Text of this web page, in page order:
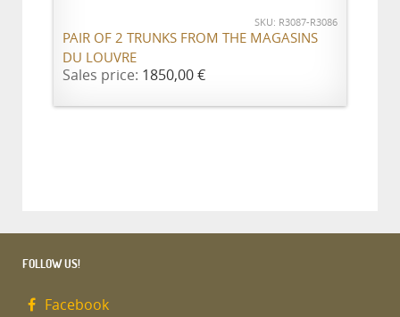
SKU: R3087-R3086
PAIR OF 2 TRUNKS FROM THE MAGASINS
DU LOUVRE
Sales price: 1850,00 €
FOLLOW US!
Facebook